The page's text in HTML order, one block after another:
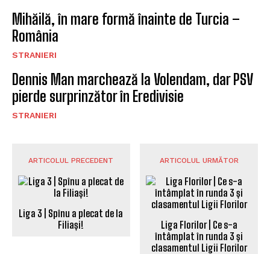
Mihăilă, în mare formă înainte de Turcia –
România
STRANIERI
Dennis Man marchează la Volendam, dar PSV
pierde surprinzător în Eredivisie
STRANIERI
ARTICOLUL PRECEDENT
Liga 3 | Spînu a plecat de la
Filiași!
ARTICOLUL URMĂTOR
Liga Florilor | Ce s-a
întâmplat în runda 3 și
clasamentul Ligii Florilor